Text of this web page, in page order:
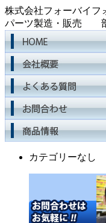
株式会社フォーバイフ
パーツ製造・販売
カテゴリーなし